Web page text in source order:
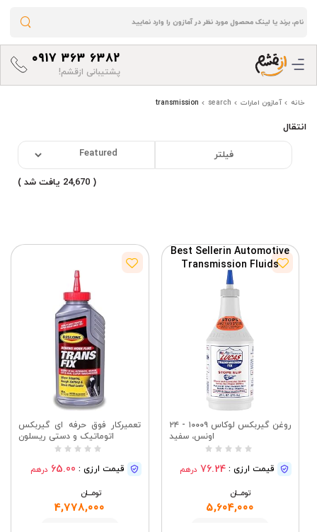
0917 363 6382
پشتیبانی ازقشم!
خانه آمازون امارات search
transmission
انتقال
فیلتر
( 24,670 یافت شد )
Best Sellerin Automotive
Transmission Fluids
روغن گیربکس لوکاس ۱۰۰۰۹ - ۲۴
اونس، سفید
قیمت ارزی : 76.24 درهم
تومــــــان
5,604,000
تعمیرکار فوق حرفه ای گیربکس
اتوماتیک و دستی ریسلون
قیمت ارزی : 65.00 درهم
تومــــــان
4,778,000